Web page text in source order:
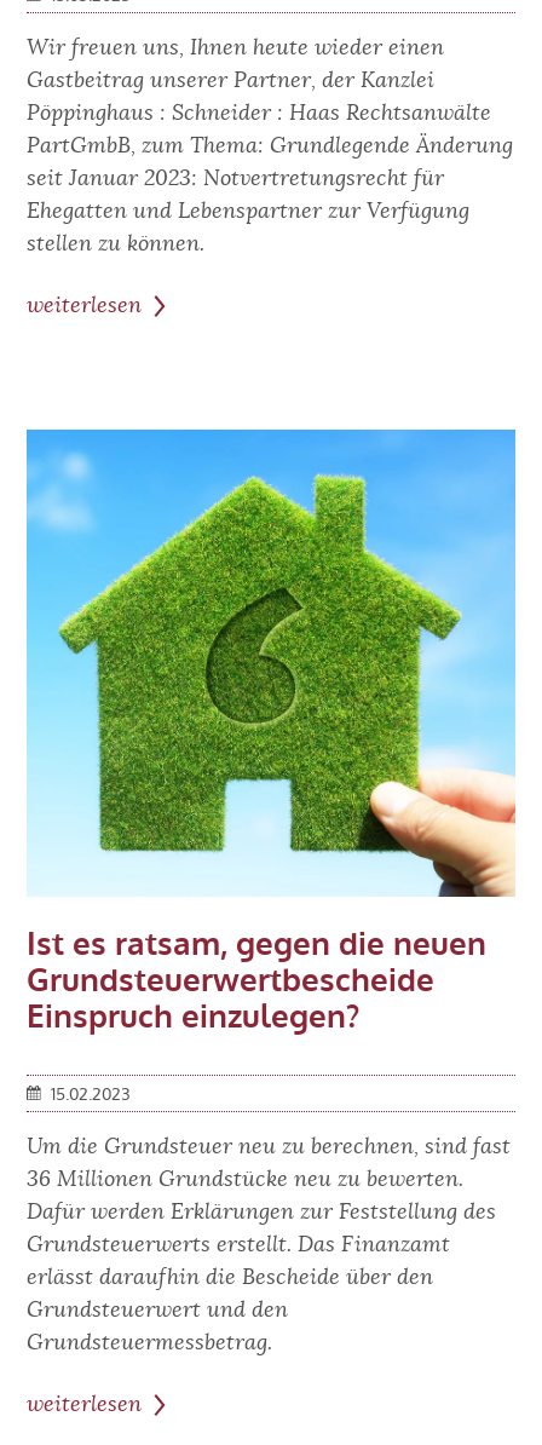
Wir freuen uns, Ihnen heute wieder einen
Gastbeitrag unserer Partner, der Kanzlei
Pöppinghaus : Schneider : Haas Rechtsanwälte
PartGmbB, zum Thema: Grundlegende Änderung
seit Januar 2023: Notvertretungsrecht für
Ehegatten und Lebenspartner zur Verfügung
stellen zu können.
weiterlesen
Ehegatten
Lebenspartner
Ist es ratsam, gegen die neuen
Grundsteuerwertbescheide
Einspruch einzulegen?
15.02.2023
Um die Grundsteuer neu zu berechnen, sind fast
36 Millionen Grundstücke neu zu bewerten.
Dafür werden Erklärungen zur Feststellung des
Grundsteuerwerts erstellt. Das Finanzamt
erlässt daraufhin die Bescheide über den
Grundsteuerwert und den
Grundsteuermessbetrag.
weiterlesen